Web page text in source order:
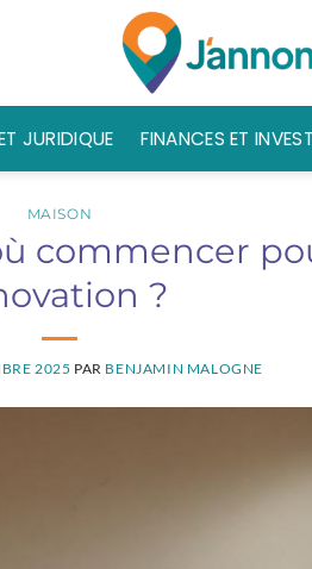
JURIDIQUE FINANCES ET
MAISON
commencer
?
2025 PAR BENJAMIN MALOGNE